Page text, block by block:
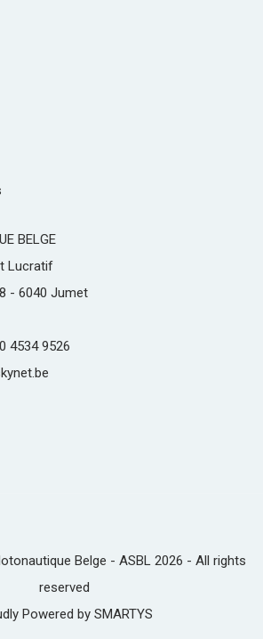
BELGE
Lucratif
- 6040 Jumet
4534 9526
Belge - ASBL 2026 - All rights
reserved
Powered by SMARTYS